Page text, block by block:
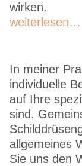
wirken.
weiterlesen…
In meiner
individuelle
auf Ihre
sind.
allgemeines
Sie uns den